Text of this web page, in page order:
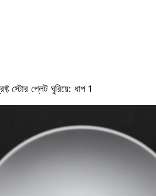
স্টোর প্লেট ঘুরিয়ে: ধাপ 1